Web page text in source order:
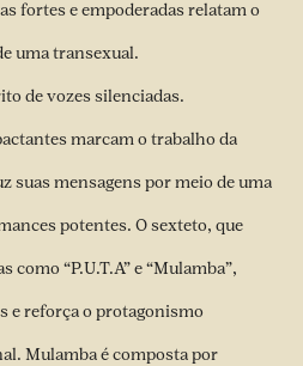
fortes e empoderadas relatam o
uma transexual.
de vozes silenciadas.
marcam o trabalho da
suas mensagens por meio de uma
potentes. O sexteto, que
“P.U.T.A” e “Mulamba”,
e reforça o protagonismo
Mulamba é composta por